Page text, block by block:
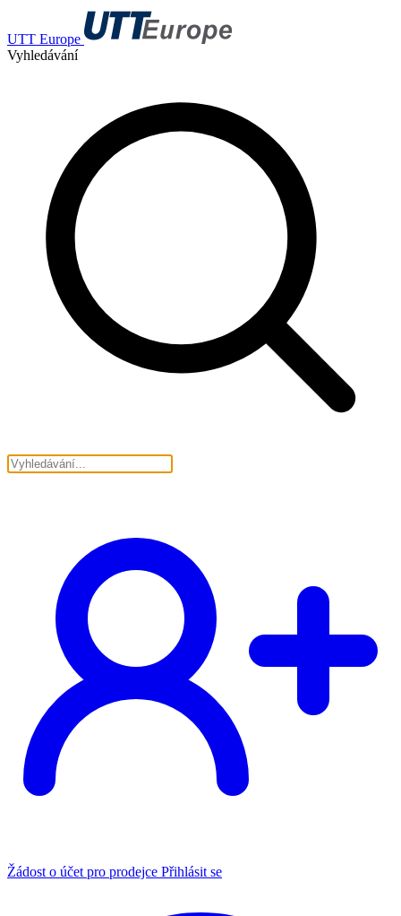
UTT Europe
Vyhledávání
Žádost o účet pro prodejce Přihlásit se